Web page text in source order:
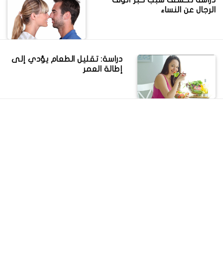
الرجال عن النساء
دراسة: تقليل الطعام يؤدي إلى
إطالة العمر